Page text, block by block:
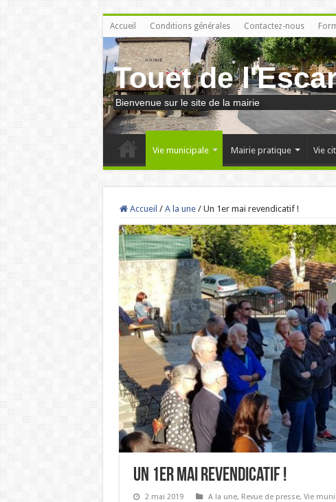
Accueil Conditions générales Contactez-nous
Touet de
Bienvenue sur le site de la mairie
Vie municipale Mairie pratique Vie
Accueil / A la une / Un 1er mai revendicatif !
Un 1er mai revendicatif !
2 mai 2019 A la une, Revue de presse, Vie